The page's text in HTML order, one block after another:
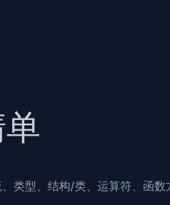
类型、结构/类、运算符、函数